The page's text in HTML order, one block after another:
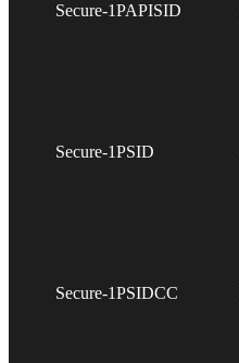
Secure-1PAPISID
Secure-1PSID
Secure-1PSIDCC